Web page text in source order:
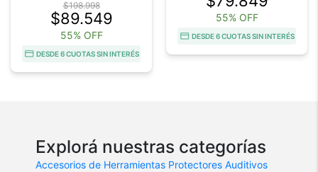
$198.998
$89.549
55% OFF
DESDE 6 CUOTAS SIN INTERÉS
55% OFF
DESDE 6 CUOTAS SIN INTERÉS
Explorá nuestras categorías
Accesorios de Herramientas Protectores Auditivos